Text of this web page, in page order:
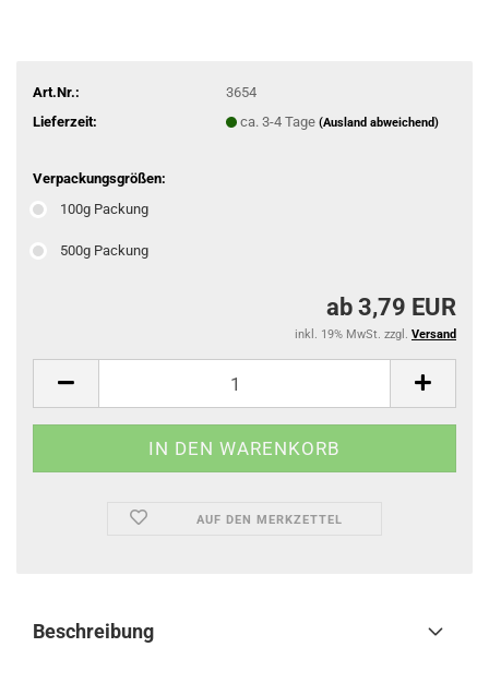
Art.Nr.:
3654
Lieferzeit:
ca. 3-4 Tage (Ausland abweichend)
Verpackungsgrößen:
100g Packung
500g Packung
ab 3,79 EUR
inkl. 19% MwSt. zzgl. Versand
AUF DEN MERKZETTEL
Beschreibung